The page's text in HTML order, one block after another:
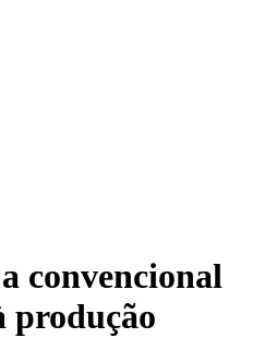
convencional
produção